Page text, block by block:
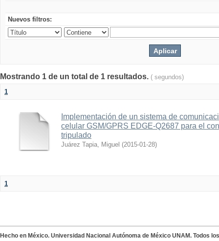
Nuevos filtros:
Mostrando 1 de un total de 1 resultados. ( segundos)
1
Implementación de un sistema de
celular GSM/GPRS EDGE-Q2687 para el
tripulado
Juárez Tapia, Miguel (2015-01-28)
1
Hecho en México. Universidad Nacional Autónoma de México UNAM. Todos